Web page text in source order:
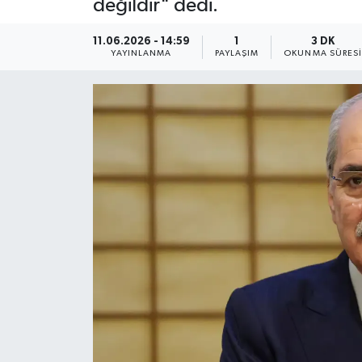
değildir" dedi.
11.06.2026 - 14:59
YAYINLANMA
1
PAYLAŞIM
3 DK
OKUNMA SÜRESI